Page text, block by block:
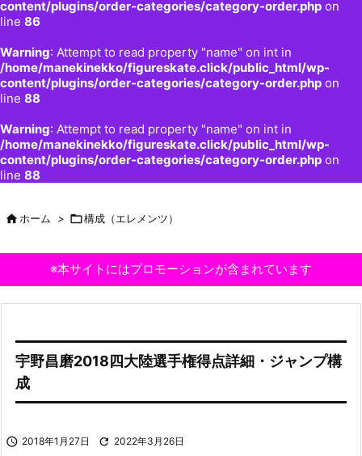
content/plugins/order-categories/category-order.php on
line 86
Warning: Attempt to read property "name" on int in
/home/manekinekko/figureskate.click/public_html/wp-
content/plugins/order-categories/category-order.php on
line 88
Warning: Attempt to read property "name" on int in
/home/manekinekko/figureskate.click/public_html/wp-
content/plugins/order-categories/category-order.php on
line 88
ホーム > 構成（エレメンツ）
※本サイトにはプロモーションが含まれています
宇野昌磨2018四大陸選手権得点詳細・ジャンプ構
成
 2018年1月27日  2022年3月26日